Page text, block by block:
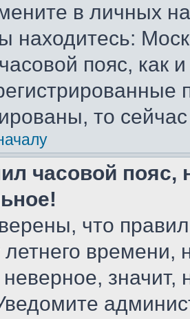
в личных
находитесь:
пояс, как
то
часовой пояс,
что
летнего
значит,